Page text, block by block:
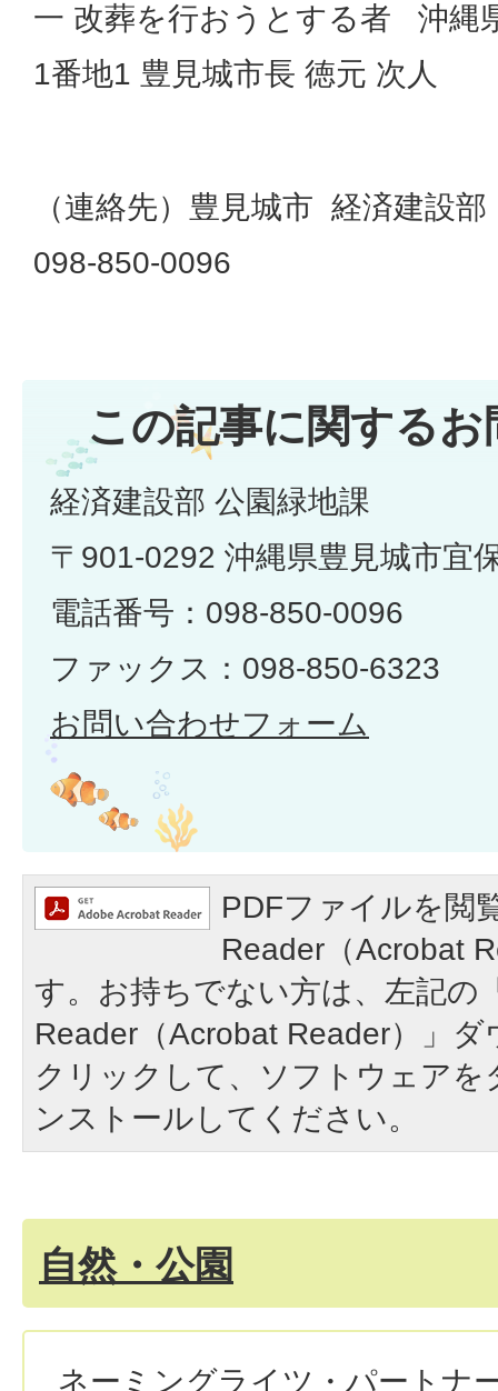
一 改葬を行おうとする者 沖縄
1番地1 豊見城市長 徳元 次人
（連絡先）豊見城市 経済建設
098-850-0096
この記事に関する
経済建設部 公園緑地課
〒901-0292 沖縄県豊見城市宜
電話番号：098-850-0096
ファックス：098-850-6323
お問い合わせフォーム
PDFファイルを閲
Reader（Acrobat
す。お持ちでない方は、左記の
Reader（Acrobat Reader）」
クリックして、ソフトウェア
ンストールしてください。
自然・公園
ネーミングライツ・パートナ